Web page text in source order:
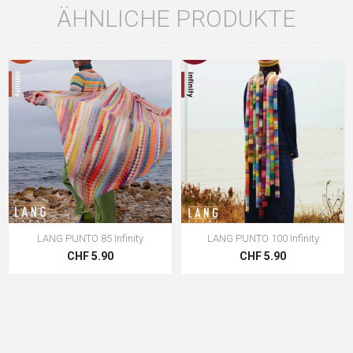
ÄHNLICHE PRODUKTE
LANG PUNTO 85 Infinity
CHF 5.90
LANG PUNTO 100 Infinity
CHF 5.90